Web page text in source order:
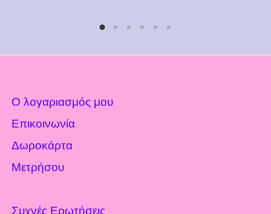
Ο λογαριασμός μου
Επικοινωνία
Δωροκάρτα
Μετρήσου
Συχνές Ερωτήσεις